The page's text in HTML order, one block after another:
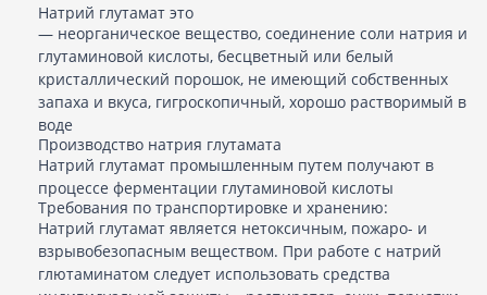
Натрий глутамат это
— неорганическое вещество, соединение соли натрия и
глутаминовой кислоты, бесцветный или белый
кристаллический порошок, не имеющий собственных
запаха и вкуса, гигроскопичный, хорошо растворимый в
воде
Производство натрия глутамата
Натрий глутамат промышленным путем получают в
процессе ферментации глутаминовой кислоты
Требования по транспортировке и хранению:
Натрий глутамат является нетоксичным, пожаро- и
взрывобезопасным веществом. При работе с натрий
глютаминатом следует использовать средства